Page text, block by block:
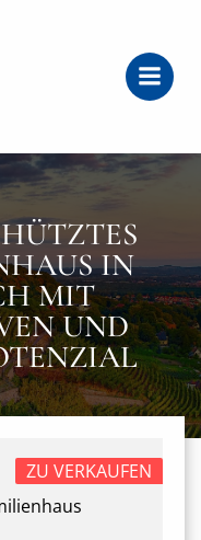
IN
MIT
UND
ZU VERKAUFEN